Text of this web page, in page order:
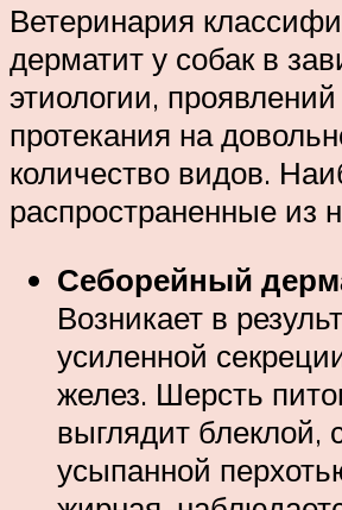
Ветеринария
дерматит у собак в
этиологии,
протекания на
количество видов.
распространенные из
Себорейный
Возникает в
усиленной
желез. Шерсть
выглядит блеклой,
усыпанной